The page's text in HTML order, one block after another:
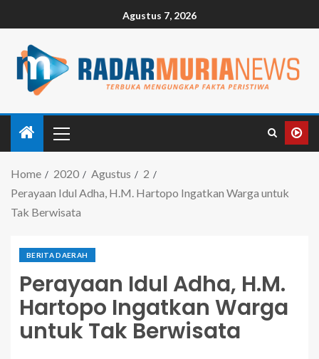
Agustus 7, 2026
Home 2020 Agustus
2
Perayaan Idul Adha, H.M. Hartopo Ingatkan Warga untuk
Tak Berwisata
BERITA DAERAH
Perayaan Idul Adha, H.M.
Hartopo Ingatkan Warga
untuk Tak Berwisata